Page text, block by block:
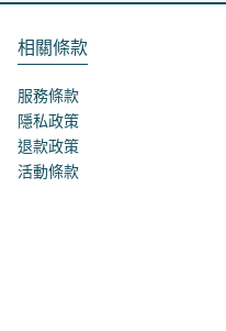
相關條款
服務條款
隱私政策
退款政策
活動條款